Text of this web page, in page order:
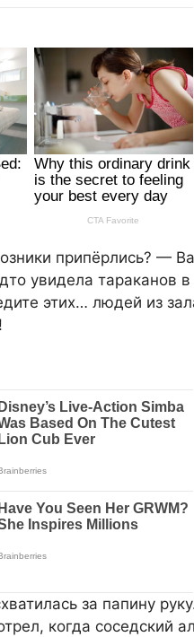
припёрлись? —
увидела тараканов
этих… людей из
за папину
когда соседский